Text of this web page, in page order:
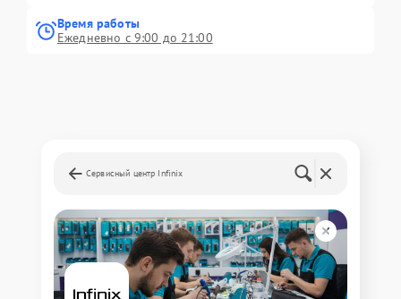
Время работы
Ежедневно с 9:00 до 21:00
Сервисный центр Infinix